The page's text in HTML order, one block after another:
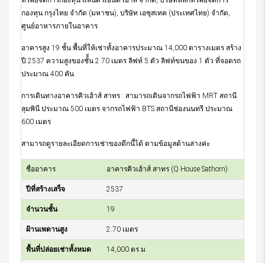
กองทุน กรุงไทย จำกัด (มหาชน), บริษัท เอซุสเทค (ประเทศไทย) จำกัด,
ศูนย์อาหารภายในอาคาร
อาคารสูง 19 ชั้น พื้นที่ให้เช่าทั้งอาคารประมาณ 14,000 ตารางเมตร สร้าง
ปี 2537 ความสูงของชั้้น 2.70 เมตร ลิฟท์ 5 ตัว ลิฟท์ขนของ 1 ตัว ที่จอดรถ
ประมาณ 400 คัน
การเดินทางอาคารคิวเฮ้าส์ สาทร : สามารถเดินจากรถไฟฟ้า MRT สถานี
ลุมพินี ประมาณ 500 เมตร จากรถไฟฟ้า BTS สถานีช่องนนทรี ประมาณ
600 เมตร
สามารถดูรายละเอียดการเช่าของตึกนี้ได้ ตามข้อมูลด้านล่างค่ะ
ชื่ออาคาร อาคารคิวเฮ้าส์ สาทร (Q House Sathorn)
ปีที่สร้างเสร็จ 2537
จำนวนชั้น 19
ฝ้านเพดานสูง 2.70 เมตร
พื้นที่ปล่อยเช่าทั้งหมด 14,000 ตร.ม.